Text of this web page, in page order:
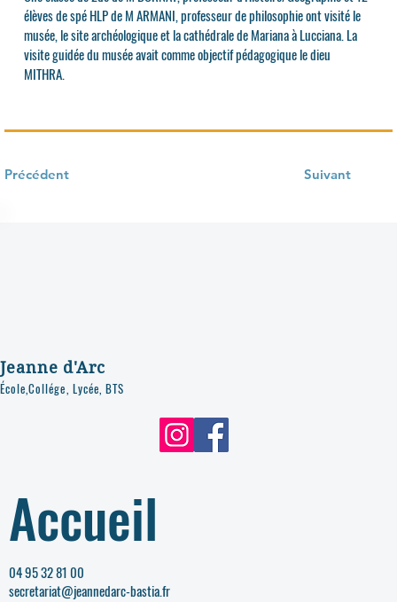
élèves de spé HLP de M ARMANI, professeur de philosophie ont visité le
musée, le site archéologique et la cathédrale de Mariana à Lucciana. La
visite guidée du musée avait comme objectif pédagogique le dieu
MITHRA.
Précédent Suivant
Accueil
04 95 32 81 00
secretariat@jeannedarc-bastia.fr
Jeanne d'Arc
École,Collége, Lycée, BTS